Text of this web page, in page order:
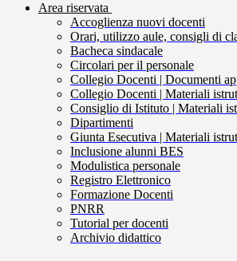
Area riservata
Accoglienza nuovi docenti
Orari, utilizzo aule, consigli di
Bacheca sindacale
Circolari per il personale
Collegio Docenti | Documenti
Collegio Docenti | Materiali
Consiglio di Istituto | Materiali
Dipartimenti
Giunta Esecutiva | Materiali
Inclusione alunni BES
Modulistica personale
Registro Elettronico
Formazione Docenti
PNRR
Tutorial per docenti
Archivio didattico